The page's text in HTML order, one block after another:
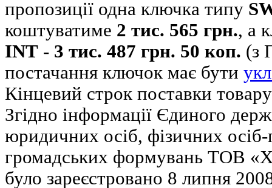
пропозиції одна ключка типу
коштуватиме 2 тис. 565 грн., а
INT - 3 тис. 487 грн. 50 коп. (з
постачання ключок має бути
Кінцевий строк поставки
Згідно інформації Єдиного
юридичних осіб, фізичних осіб-
громадських формувань ТОВ
було зареєстровано 8 липня